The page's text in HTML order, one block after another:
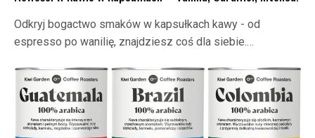
Odkryj bogactwo smaków w kapsułkach kawy - od
espresso po wanilię, znajdziesz coś dla siebie.…